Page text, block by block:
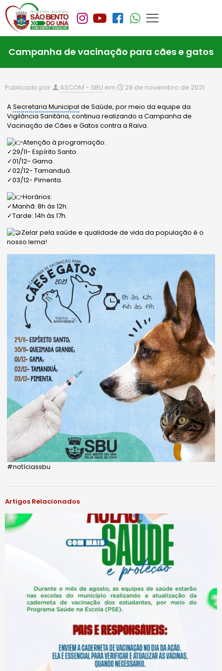
Campanha de vacinação para cães e gatos
Publicado por ASCOM - SBU em 29 de novembro de 2021
ASecretaria Municipal de Saúde, por meio da equipe da
Vigilância Sanitária, continua realizando a Campanha de
Vacinação de Cães e Gatos contra a Raiva.
Atenção à programação:
✓29/11- Espírito Santo.
✓01/12- Gama.
✓02/12- Tamanduá.
✓03/12- Pimenta.
Horários:
✓Manhã: 8h às 12h.
✓Tarde: 14h às 17h.
Zelar pela saúde e qualidade de vida da população é o
nosso lema!
#notíciassbu
Artigos Relacionados